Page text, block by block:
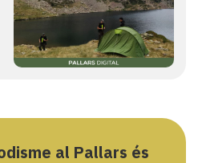
al Pallars és